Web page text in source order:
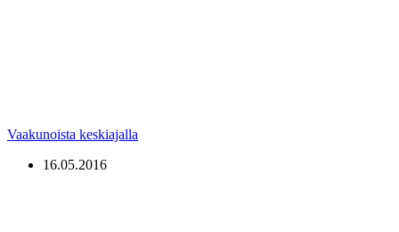
Vaakunoista keskiajalla
16.05.2016